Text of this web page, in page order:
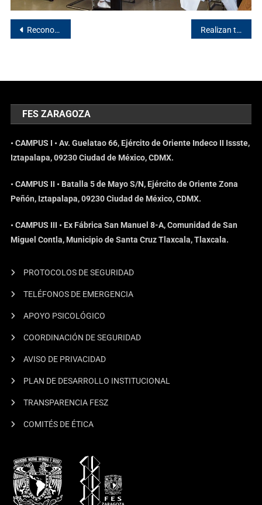
Reconocen a personal de base por 25 años de servicio Realizan talleres por la salud mental
FES ZARAGOZA
• CAMPUS I • Av. Guelatao 66, Ejército de Oriente Indeco II Issste,
Iztapalapa, 09230 Ciudad de México, CDMX.
• CAMPUS II • Batalla 5 de Mayo S/N, Ejército de Oriente Zona
Peñón, Iztapalapa, 09230 Ciudad de México, CDMX.
• CAMPUS III • Ex Fábrica San Manuel 8-A, Comunidad de San
Miguel Contla, Municipio de Santa Cruz Tlaxcala, Tlaxcala.
PROTOCOLOS DE SEGURIDAD
TELÉFONOS DE EMERGENCIA
APOYO PSICOLÓGICO
COORDINACIÓN DE SEGURIDAD
AVISO DE PRIVACIDAD
PLAN DE DESARROLLO INSTITUCIONAL
TRANSPARENCIA FESZ
COMITÉS DE ÉTICA